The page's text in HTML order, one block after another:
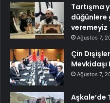
Tartışma
düğünlere
veremeyiz
Ağustos 7,
Çin
Ağustos 7,
Aşkale’de